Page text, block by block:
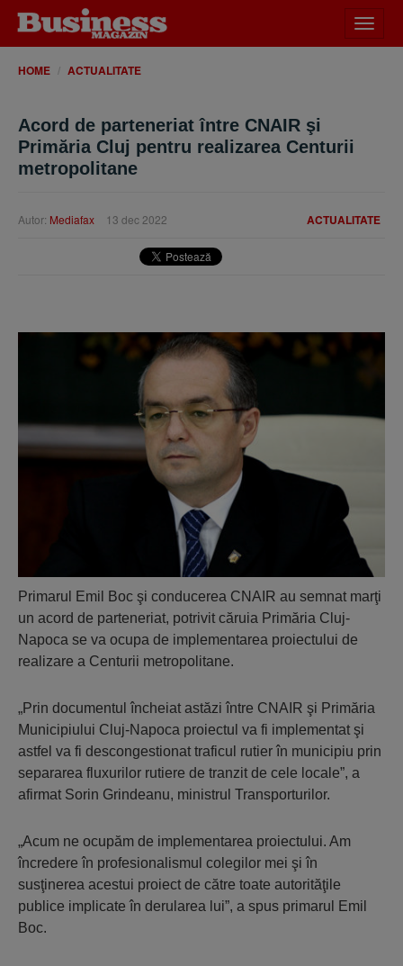
meniu
HOME ACTUALITATE
Acord de parteneriat între CNAIR şi
Primăria Cluj pentru realizarea Centurii
metropolitane
ACTUALITATE
Autor: Mediafax 13 dec 2022
Primarul Emil Boc şi conducerea CNAIR au semnat marţi
un acord de parteneriat, potrivit căruia Primăria Cluj-
Napoca se va ocupa de implementarea proiectului de
realizare a Centurii metropolitane.
„Prin documentul încheiat astăzi între CNAIR şi Primăria
Municipiului Cluj-Napoca proiectul va fi implementat şi
astfel va fi descongestionat traficul rutier în municipiu prin
separarea fluxurilor rutiere de tranzit de cele locale”, a
afirmat Sorin Grindeanu, ministrul Transporturilor.
„Acum ne ocupăm de implementarea proiectului. Am
încredere în profesionalismul colegilor mei şi în
susţinerea acestui proiect de către toate autorităţile
publice implicate în derularea lui”, a spus primarul Emil
Boc.